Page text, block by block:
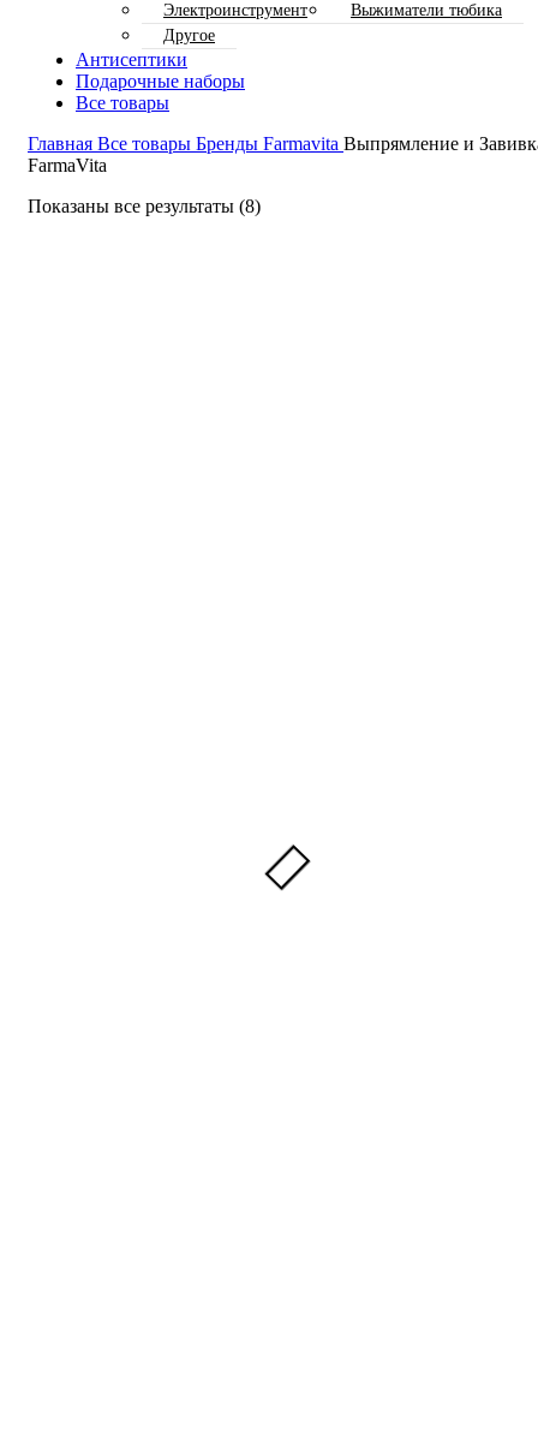
Электроинструмент
Выжиматели тюбика
Другое
Антисептики
Подарочные наборы
Все товары
Главная Все товары Бренды Farmavita Выпрямление и
FarmaVita
Показаны все результаты (8)